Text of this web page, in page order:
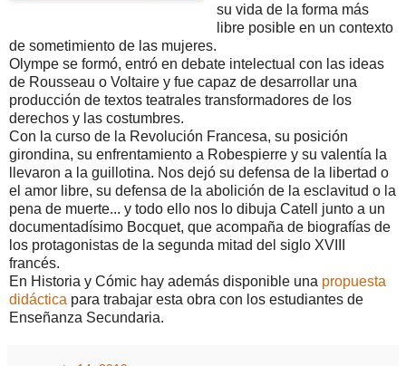
su vida de la forma más
libre posible en un contexto
de sometimiento de las mujeres.
Olympe se formó, entró en debate intelectual con las ideas
de Rousseau o Voltaire y fue capaz de desarrollar una
producción de textos teatrales transformadores de los
derechos y las costumbres.
Con la curso de la Revolución Francesa, su posición
girondina, su enfrentamiento a Robespierre y su valentía la
llevaron a la guillotina. Nos dejó su defensa de la libertad o
el amor libre, su defensa de la abolición de la esclavitud o la
pena de muerte... y todo ello nos lo dibuja Catell junto a un
documentadísimo Bocquet, que acompaña de biografías de
los protagonistas de la segunda mitad del siglo XVIII
francés.
En Historia y Cómic hay además disponible una propuesta
didáctica para trabajar esta obra con los estudiantes de
Enseñanza Secundaria.